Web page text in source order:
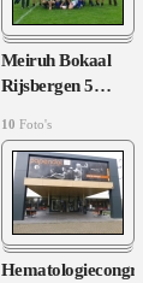
Meiruh Bokaal
Rijsbergen 5…
10 Foto's